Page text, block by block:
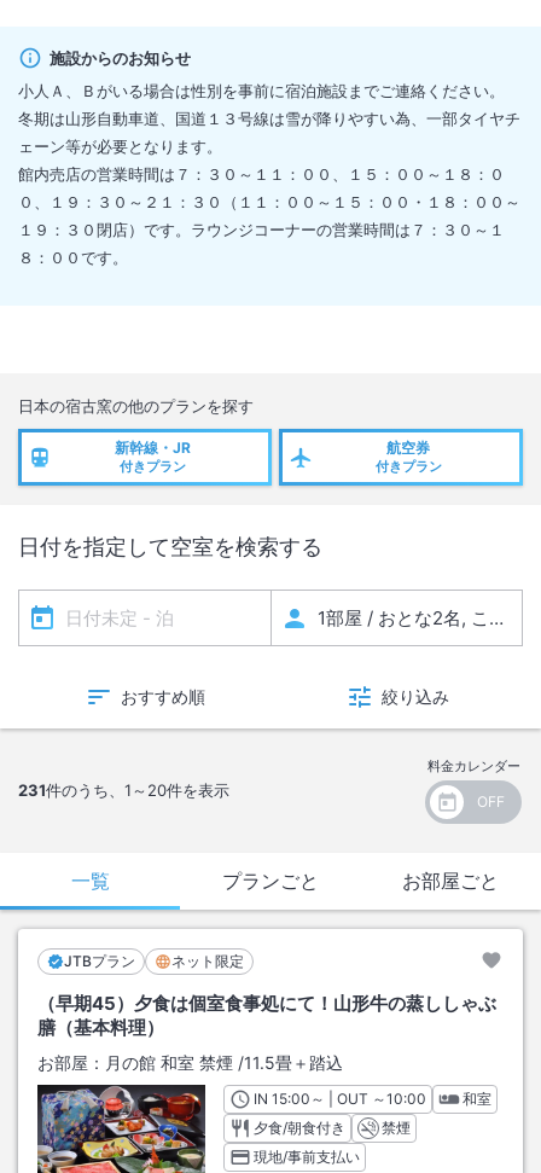
施設からのお知らせ
小人Ａ、Ｂがいる場合は性別を事前に宿泊施設までご連絡ください。
冬期は山形自動車道、国道１３号線は雪が降りやすい為、一部タイヤチ
ェーン等が必要となります。
館内売店の営業時間は７：３０～１１：００、１５：００～１８：０
０、１９：３０～２１：３０（１１：００～１５：００・１８：００～
１９：３０閉店）です。ラウンジコーナーの営業時間は７：３０～１
８：００です。
日本の宿古窯の他のプランを探す
新幹線・JR
付きプラン
航空券
付きプラン
日付を指定して空室を検索する
おすすめ順 絞り込み
231件のうち、 1～20件を表示
料金カレンダー
一覧 プランごと お部屋ごと
JTBプラン ネット限定
（早期45）夕食は個室食事処にて！山形牛の蒸ししゃぶ
膳（基本料理）
お部屋： 月の館 和室 禁煙 /11.5畳＋踏込
INチェックイン
15:00 ～ | OUT チェックアウト
～10:00
和室
夕食/朝食付き
禁煙
現地/事前支払い